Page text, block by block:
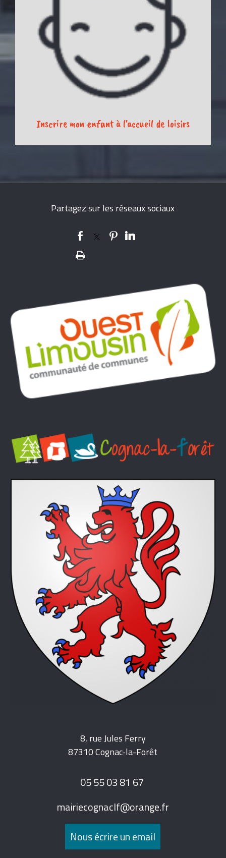
Inscrire mon enfant à l'accueil de loisirs
Partagez sur les réseaux sociaux
8, rue Jules Ferry
87310 Cognac-la-Forêt
05 55 03 81 67
mairiecognaclf@orange.fr
Nous écrire un email